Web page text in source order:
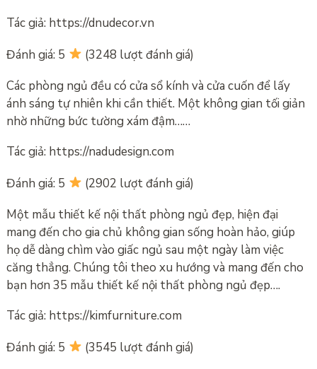
Tác giả: https://dnudecor.vn
Đánh giá: 5
(3248 lượt đánh giá)
Các phòng ngủ đều có cửa sổ kính và cửa cuốn để lấy
ánh sáng tự nhiên khi cần thiết. Một không gian tối giản
nhờ những bức tường xám đậm……
Tác giả: https://nadudesign.com
Đánh giá: 5
(2902 lượt đánh giá)
Một mẫu thiết kế nội thất phòng ngủ đẹp, hiện đại
mang đến cho gia chủ không gian sống hoàn hảo, giúp
họ dễ dàng chìm vào giấc ngủ sau một ngày làm việc
căng thẳng. Chúng tôi theo xu hướng và mang đến cho
bạn hơn 35 mẫu thiết kế nội thất phòng ngủ đẹp….
Tác giả: https://kimfurniture.com
Đánh giá: 5
(3545 lượt đánh giá)